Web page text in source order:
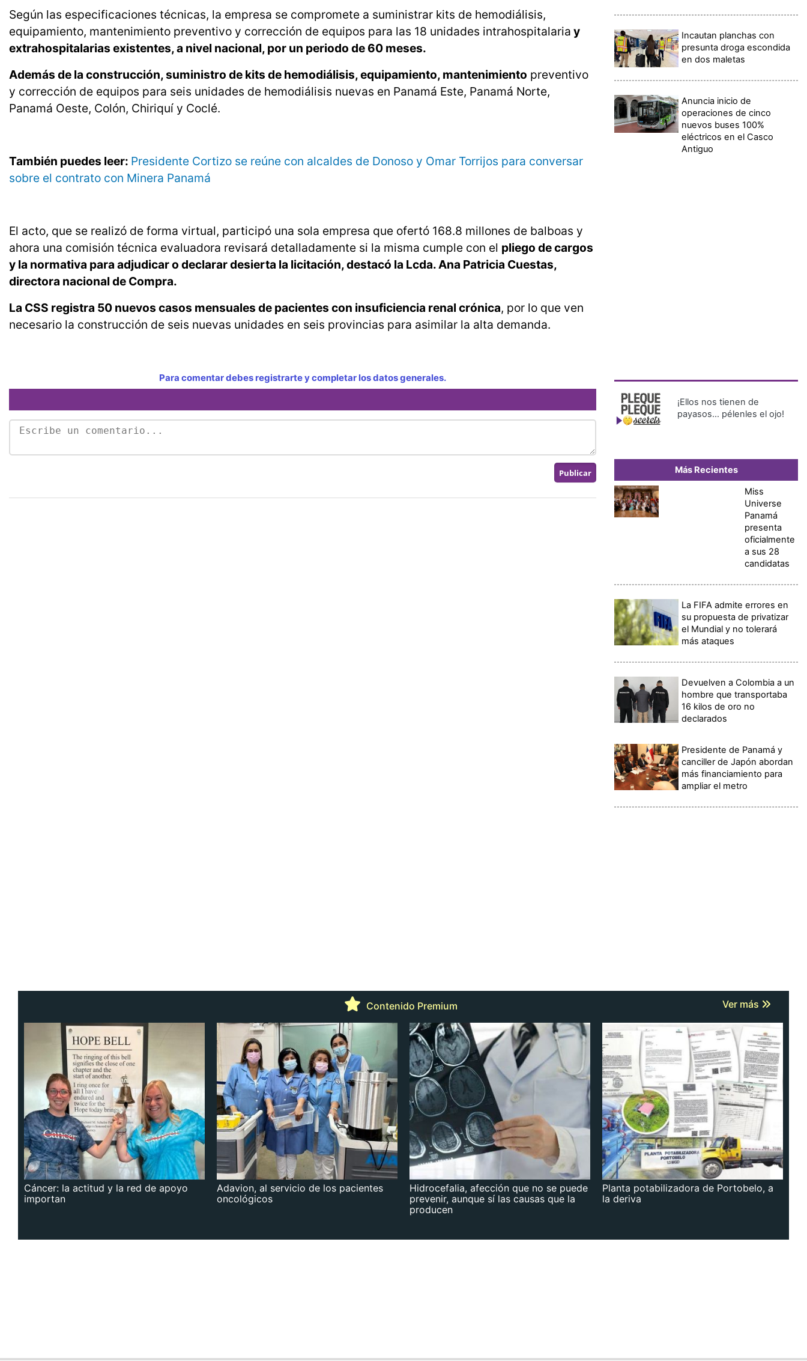
Según las especificaciones técnicas, la empresa se compromete a suministrar kits de hemodiálisis,
equipamiento, mantenimiento preventivo y corrección de equipos para las 18 unidades intrahospitalaria y
extrahospitalarias existentes, a nivel nacional, por un periodo de 60 meses.
Además de la construcción, suministro de kits de hemodiálisis, equipamiento, mantenimiento preventivo
y corrección de equipos para seis unidades de hemodiálisis nuevas en Panamá Este, Panamá Norte,
Panamá Oeste, Colón, Chiriquí y Coclé.
También puedes leer: Presidente Cortizo se reúne con alcaldes de Donoso y Omar Torrijos para conversar
sobre el contrato con Minera Panamá
El acto, que se realizó de forma virtual, participó una sola empresa que ofertó 168.8 millones de balboas y
ahora una comisión técnica evaluadora revisará detalladamente si la misma cumple con el pliego de cargos
y la normativa para adjudicar o declarar desierta la licitación, destacó la Lcda. Ana Patricia Cuestas,
directora nacional de Compra.
La CSS registra 50 nuevos casos mensuales de pacientes con insuficiencia renal crónica, por lo que ven
necesario la construcción de seis nuevas unidades en seis provincias para asimilar la alta demanda.
Para comentar debes registrarte y completar los datos generales.
Incautan planchas con
presunta droga escondida
en dos maletas
Anuncia inicio de
operaciones de cinco
nuevos buses 100%
eléctricos en el Casco
Antiguo
¡Ellos nos tienen de
payasos… pélenles el ojo!
Más Recientes
Miss
Universe
Panamá
presenta
oficialmente
a sus 28
candidatas
La FIFA admite errores en
su propuesta de privatizar
el Mundial y no tolerará
más ataques
Devuelven a Colombia a un
hombre que transportaba
16 kilos de oro no
declarados
Presidente de Panamá y
canciller de Japón abordan
más financiamiento para
ampliar el metro
Contenido Premium Ver más
Cáncer: la actitud y la red de apoyo
importan
Adavion, al servicio de los pacientes
oncológicos
Hidrocefalia, afección que no se puede
prevenir, aunque sí las causas que la
producen
Planta potabilizadora de Portobelo, a
la deriva